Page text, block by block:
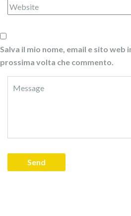
Salva il mio nome, email e sito web
prossima volta che commento.